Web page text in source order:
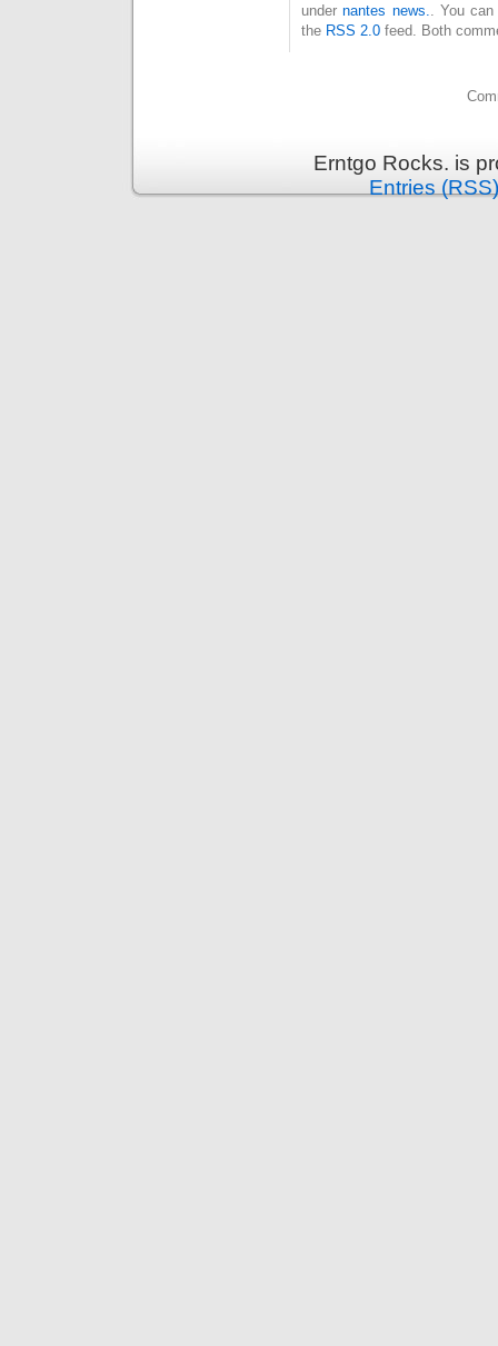
undernantes news.
. You
the RSS 2.0 feed. Both
Erntgo Rocks. is
Entries (RSS)